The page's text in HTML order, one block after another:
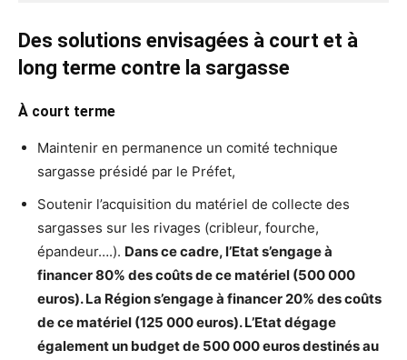
Des solutions envisagées à court et à
long terme contre la sargasse
À court terme
Maintenir en permanence un comité technique
sargasse présidé par le Préfet,
Soutenir l’acquisition du matériel de collecte des
sargasses sur les rivages (cribleur, fourche,
épandeur….). Dans ce cadre, l’Etat s’engage à
financer 80% des coûts de ce matériel (500 000
euros). La Région s’engage à financer 20% des coûts
de ce matériel (125 000 euros). L’Etat dégage
également un budget de 500 000 euros destinés au